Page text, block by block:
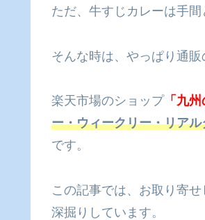
ただ、牛すじカレーは手
そんな時は、やっぱり通
楽天市場のショップ「九州
ー・ウィークリー・リア
です。
この記事では、お取り寄
深掘りしています。